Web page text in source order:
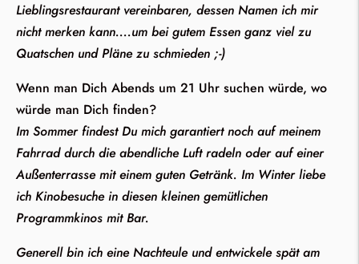
Lieblingsrestaurant vereinbaren, dessen Namen ich mir
nicht merken kann....um bei gutem Essen ganz viel zu
Quatschen und Pläne zu schmieden ;-)
Wenn man Dich Abends um 21 Uhr suchen würde, wo
würde man Dich finden?
Im Sommer findest Du mich garantiert noch auf meinem
Fahrrad durch die abendliche Luft radeln oder auf einer
Außenterrasse mit einem guten Getränk. Im Winter liebe
ich Kinobesuche in diesen kleinen gemütlichen
Programmkinos mit Bar.
Generell bin ich eine Nachteule und entwickele spät am